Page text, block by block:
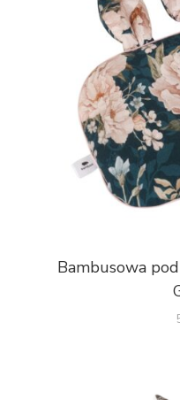
Bambusowa